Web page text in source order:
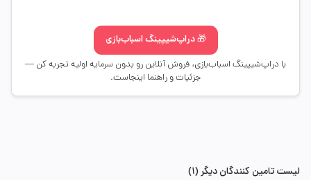
🎁 دراپ‌شیپینگ اسباب‌بازی
با دراپ‌شیپینگ اسباب‌بازی، فروش آنلاین رو بدون سرمایه اولیه تجربه کن —
جزئیات و راهنما اینجاست.
لیست تامین کنندگان دیگر (1)